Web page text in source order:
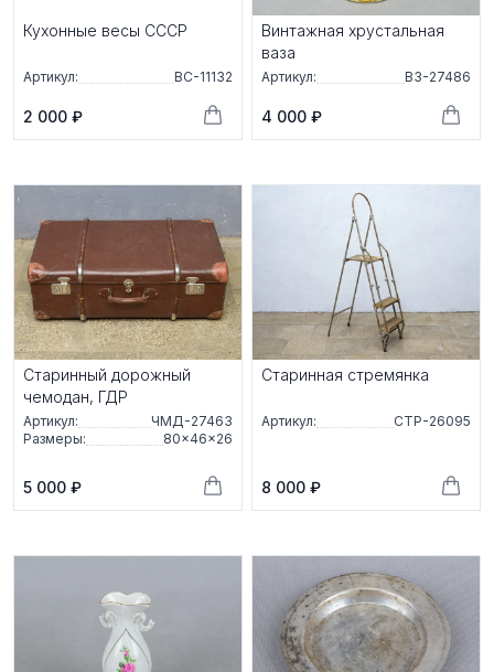
Кухонные весы СССР
Артикул: ВС-11132
2 000 ₽
Винтажная хрустальная
ваза
Артикул: ВЗ-27486
4 000 ₽
Старинный дорожный
чемодан, ГДР
Артикул:
ЧМД-27463
Размеры:
80×46×26
5 000 ₽
Старинная стремянка
Артикул: СТР-26095
8 000 ₽